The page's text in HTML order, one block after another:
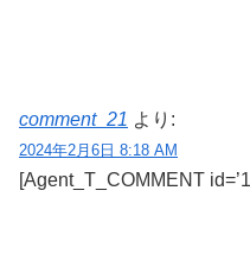
comment_21 より:
2024年2月6日 8:18 AM
[Agent_T_COMMENT